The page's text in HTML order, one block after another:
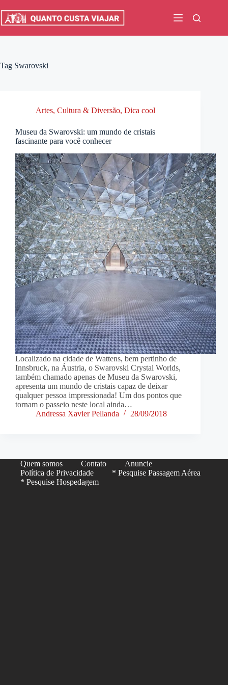
para
Tag Swarovski
Artes, Cultura & Diversão, Dica cool
Museu da Swarovski: um mundo de cristais
fascinante para você conhecer
Localizado na cidade de Wattens, bem pertinho de
Innsbruck, na Áustria, o Swarovski Crystal Worlds,
também chamado apenas de Museu da Swarovski,
apresenta um mundo de cristais capaz de deixar
qualquer pessoa impressionada! Um dos pontos que
tornam o passeio neste local ainda…
Andressa Xavier Pellanda
28/09/2018
Quem somos Contato
Anuncie
Política de Privacidade
* Pesquise Passagem Aérea
* Pesquise Hospedagem